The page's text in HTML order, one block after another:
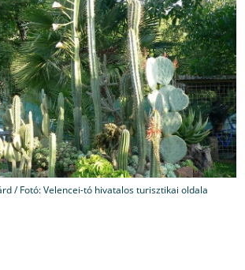
/ Fotó: Velencei-tó hivatalos turisztikai oldala